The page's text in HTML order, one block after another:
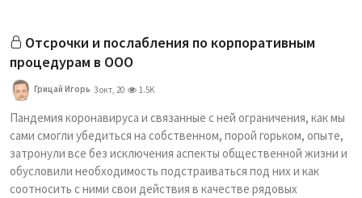
Отсрочки и послабления по корпоративным
процедурам в ООО
Грицай Игорь 3 окт, 20 1.5K
Пандемия коронавируса и связанные с ней ограничения, как мы
сами смогли убедиться на собственном, порой горьком, опыте,
затронули все без исключения аспекты общественной жизни и
обусловили необходимость подстраиваться под них и как
соотносить с ними свои действия в качестве рядовых